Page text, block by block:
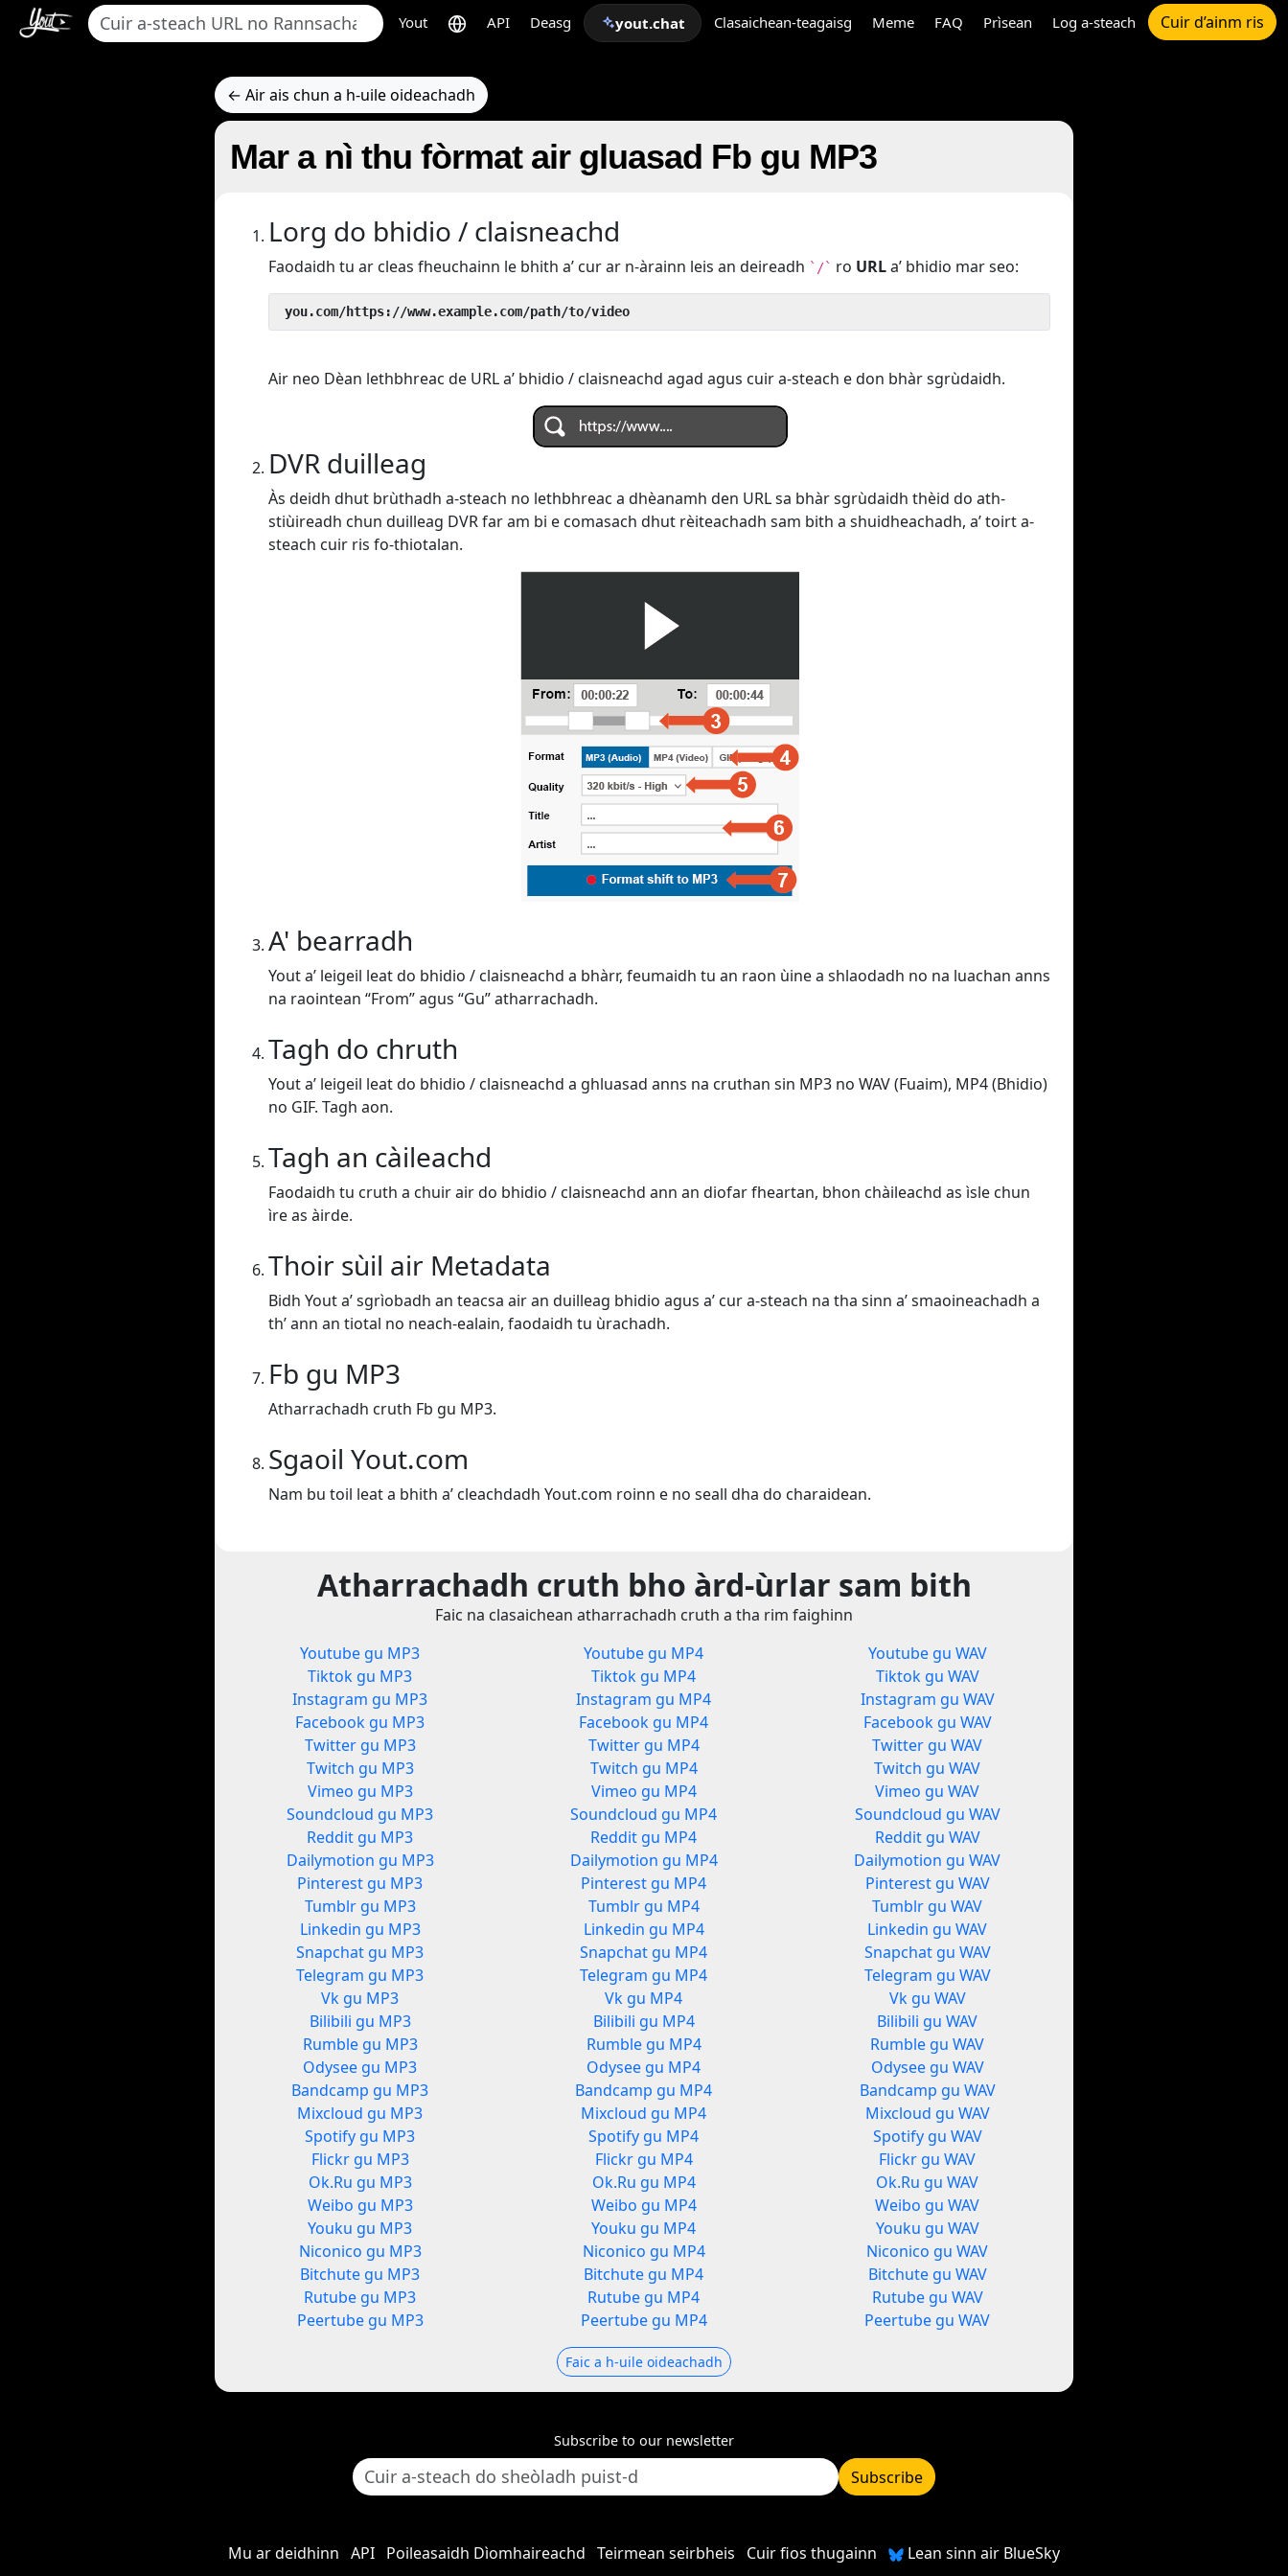
Yout API Deasg yout.chat Clasaichean-teagaisg Meme FAQ Prìsean Log a-steach Cuir d’ainm ris
← Air ais chun a h-uile oideachadh
Mar a nì thu fòrmat air gluasad Fb gu MP3
Lorg do bhidio / claisneachd
Faodaidh tu ar cleas fheuchainn le bhith a’ cur ar n-àrainn leis an deireadh `/` ro URLa’ bhidio mar seo:
you.com/https://www.example.com/path/to/video
Air neo Dèan lethbhreac de URL a’ bhidio / claisneachd agad agus cuir a-steach e don bhàr sgrùdaidh.
DVR duilleag
Às deidh dhut brùthadh a-steach no lethbhreac a dhèanamh den URL sa bhàr sgrùdaidh thèid do ath-
stiùireadh chun duilleag DVR far am bi e comasach dhut rèiteachadh sam bith a shuidheachadh, a’ toirt a-
steach cuir ris fo-thiotalan.
A' bearradh
Yout a’ leigeil leat do bhidio / claisneachd a bhàrr, feumaidh tu an raon ùine a shlaodadh no na luachan anns
na raointean “From” agus “Gu” atharrachadh.
Tagh do chruth
Yout a’ leigeil leat do bhidio / claisneachd a ghluasad anns na cruthan sin MP3 no WAV (Fuaim), MP4 (Bhidio)
no GIF. Tagh aon.
Tagh an càileachd
Faodaidh tu cruth a chuir air do bhidio / claisneachd ann an diofar fheartan, bhon chàileachd as ìsle chun
ìre as àirde.
Thoir sùil air Metadata
Bidh Yout a’ sgrìobadh an teacsa air an duilleag bhidio agus a’ cur a-steach na tha sinn a’ smaoineachadh a
th’ ann an tiotal no neach-ealain, faodaidh tu ùrachadh.
Fb gu MP3
Atharrachadh cruth Fb gu MP3.
Sgaoil Yout.com
Nam bu toil leat a bhith a’ cleachdadh Yout.com roinn e no seall dha do charaidean.
Atharrachadh cruth bho àrd-ùrlar sam bith
Faic na clasaichean atharrachadh cruth a tha rim faighinn
Youtube gu MP3
Tiktok gu MP3
Instagram gu MP3
Facebook gu MP3
Twitter gu MP3
Twitch gu MP3
Vimeo gu MP3
Soundcloud gu MP3
Reddit gu MP3
Dailymotion gu MP3
Pinterest gu MP3
Tumblr gu MP3
Linkedin gu MP3
Snapchat gu MP3
Telegram gu MP3
Vk gu MP3
Bilibili gu MP3
Rumble gu MP3
Odysee gu MP3
Bandcamp gu MP3
Mixcloud gu MP3
Spotify gu MP3
Flickr gu MP3
Ok.Ru gu MP3
Weibo gu MP3
Youku gu MP3
Niconico gu MP3
Bitchute gu MP3
Rutube gu MP3
Peertube gu MP3
Youtube gu MP4
Tiktok gu MP4
Instagram gu MP4
Facebook gu MP4
Twitter gu MP4
Twitch gu MP4
Vimeo gu MP4
Soundcloud gu MP4
Reddit gu MP4
Dailymotion gu MP4
Pinterest gu MP4
Tumblr gu MP4
Linkedin gu MP4
Snapchat gu MP4
Telegram gu MP4
Vk gu MP4
Bilibili gu MP4
Rumble gu MP4
Odysee gu MP4
Bandcamp gu MP4
Mixcloud gu MP4
Spotify gu MP4
Flickr gu MP4
Ok.Ru gu MP4
Weibo gu MP4
Youku gu MP4
Niconico gu MP4
Bitchute gu MP4
Rutube gu MP4
Peertube gu MP4
Youtube gu WAV
Tiktok gu WAV
Instagram gu WAV
Facebook gu WAV
Twitter gu WAV
Twitch gu WAV
Vimeo gu WAV
Soundcloud gu WAV
Reddit gu WAV
Dailymotion gu WAV
Pinterest gu WAV
Tumblr gu WAV
Linkedin gu WAV
Snapchat gu WAV
Telegram gu WAV
Vk gu WAV
Bilibili gu WAV
Rumble gu WAV
Odysee gu WAV
Bandcamp gu WAV
Mixcloud gu WAV
Spotify gu WAV
Flickr gu WAV
Ok.Ru gu WAV
Weibo gu WAV
Youku gu WAV
Niconico gu WAV
Bitchute gu WAV
Rutube gu WAV
Peertube gu WAV
Faic a h-uile oideachadh
Subscribe to our newsletter
Subscribe
Mu ar deidhinn API Poileasaidh Dìomhaireachd Teirmean seirbheis Cuir fios thugainn Lean sinn air BlueSky